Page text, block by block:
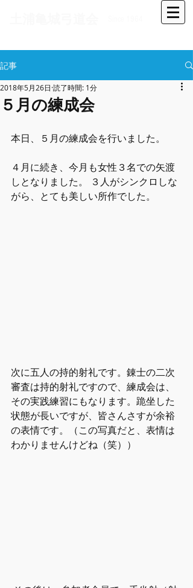
記事
５月の練成会
2018年5月26日 読了時間: 1分
本日、５月の練成会を行いました。
４月に続き、今月も女性３名での矢渡
しとなりました。 ３人がシンクロしな
がら、とても美しい所作でした。
次に五人の持的射礼です。錬士の二次
審査は持的射礼ですので、練成会は、
その実践練習にもなります。跪坐した
状態が長いですが、皆さんさすが余裕
の表情です。（この写真だと、表情は
わかりませんけどね（笑））